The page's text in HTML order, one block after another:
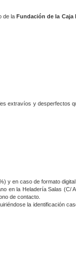
de la Fundación de la Caja
extravíos y desperfectos
y en caso de formato
en la Heladería Salas
de contacto.
la identificación